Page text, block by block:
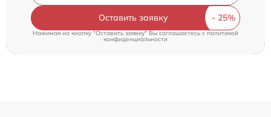
Оставить заявку
Нажимая на кнопку "Оставить заявку" Вы соглашаетесь cполитикой
конфиденциальности